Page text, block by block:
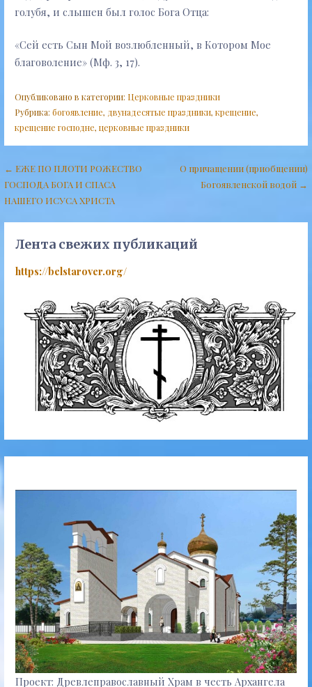
голубя, и слышен был голос Бога Отца:
«Сей есть Сын Мой возлюбленный, в Котором Мое
благоволение» (Мф. 3, 17).
Опубликовано в категории: Церковные праздники
Рубрика: богоявление, двунадесятые праздники, крещение,
крещение господне, церковные праздники
Навигация
по
записям
← ЕЖЕ ПО ПЛОТИ РОЖЕСТВО
ГОСПОДА БОГА И СПАСА
НАШЕГО ИСУСА ХРИСТА
О причащении (приобщении)
Богоявленской водой →
Лента свежих публикаций
https://belstarover.org/
Проект: Древлеправославный Храм в честь Архангела